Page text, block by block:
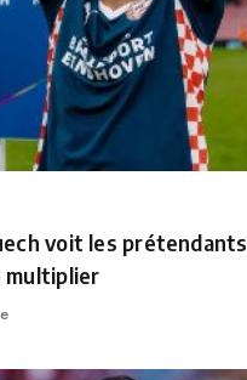
voit les prétendants
multiplier